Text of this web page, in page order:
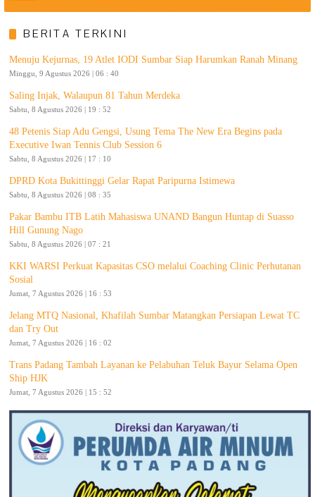
BERITA TERKINI
Menuju Kejurnas, 19 Atlet IODI Sumbar Siap Harumkan Ranah Minang
Minggu, 9 Agustus 2026 | 06 : 40
Saling Injak, Walaupun 81 Tahun Merdeka
Sabtu, 8 Agustus 2026 | 19 : 52
48 Petenis Siap Adu Gengsi, Usung Tema The New Era Begins pada
Executive Iwan Tennis Club Session 6
Sabtu, 8 Agustus 2026 | 17 : 10
DPRD Kota Bukittinggi Gelar Rapat Paripurna Istimewa
Sabtu, 8 Agustus 2026 | 08 : 35
Pakar Bambu ITB Latih Mahasiswa UNAND Bangun Huntap di Suasso
Hill Gunung Nago
Sabtu, 8 Agustus 2026 | 07 : 21
KKI WARSI Perkuat Kapasitas CSO melalui Coaching Clinic Perhutanan
Sosial
Jumat, 7 Agustus 2026 | 16 : 53
Jelang MTQ Nasional, Khafilah Sumbar Matangkan Persiapan Lewat TC
dan Try Out
Jumat, 7 Agustus 2026 | 16 : 02
Trans Padang Tambah Layanan ke Pelabuhan Teluk Bayur Selama Open
Ship HJK
Jumat, 7 Agustus 2026 | 15 : 52